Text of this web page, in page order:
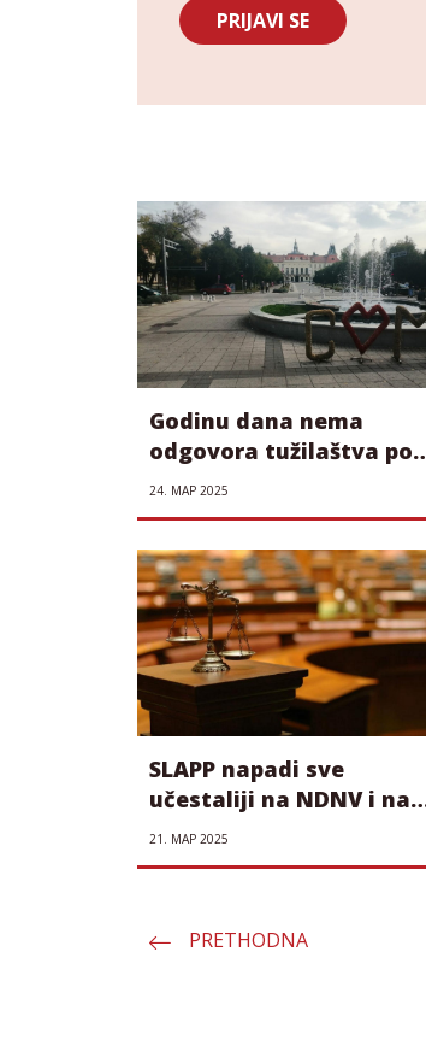
PRIJAVI SE
Godinu dana nema
odgovora tužilaštva po
prijavi DDoS napada na
portal SOinfo
24. МАР 2025
SLAPP napadi sve
učestaliji na NDNV i na
medije koje štiti
21. МАР 2025
PRETHODNA